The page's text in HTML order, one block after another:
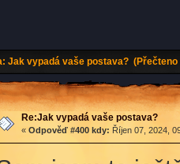
Jak vypadá vaše postava? (Přečteno
Re:Jak vypadá vaše postava?
« Odpověď #400 kdy: Říjen 07, 2024,